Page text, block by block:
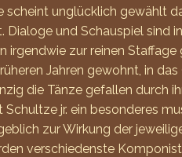
unglücklich gewählt
und Schauspiel
zur reinen
Jahren gewohnt, in
die Tänze gefallen durch
jr. ein besonderes
zur Wirkung der
verschiedenste